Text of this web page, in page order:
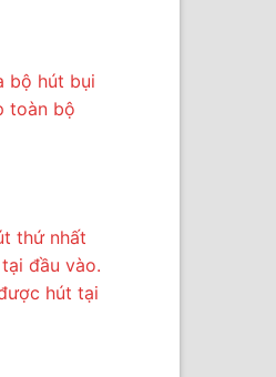
bộ hút bụi
toàn bộ
thứ nhất
đầu vào.
hút tại